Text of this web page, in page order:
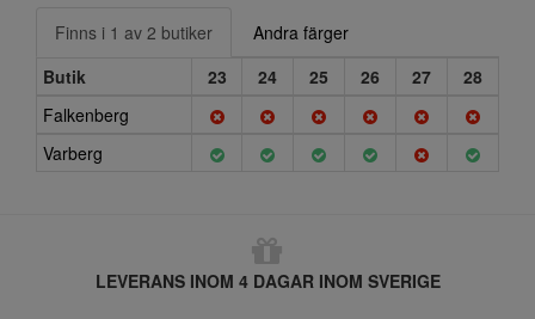
Finns i 1 av 2 butiker
Andra färger
Butik
23 24 25 26 27
28
Falkenberg
Varberg
LEVERANS INOM 4 DAGAR INOM SVERIGE